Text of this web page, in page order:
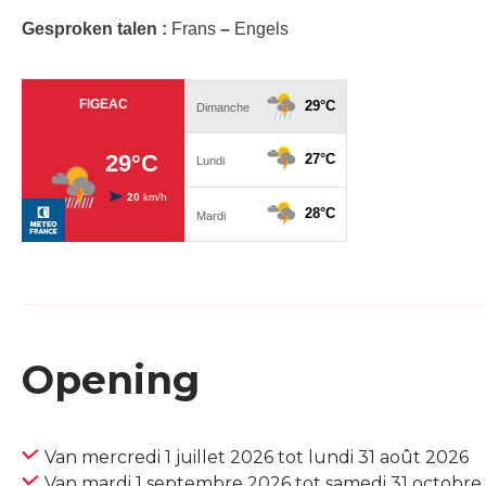
Gesproken talen : Frans – Engels
Opening
Van mercredi 1 juillet 2026 tot lundi 31 août 2026